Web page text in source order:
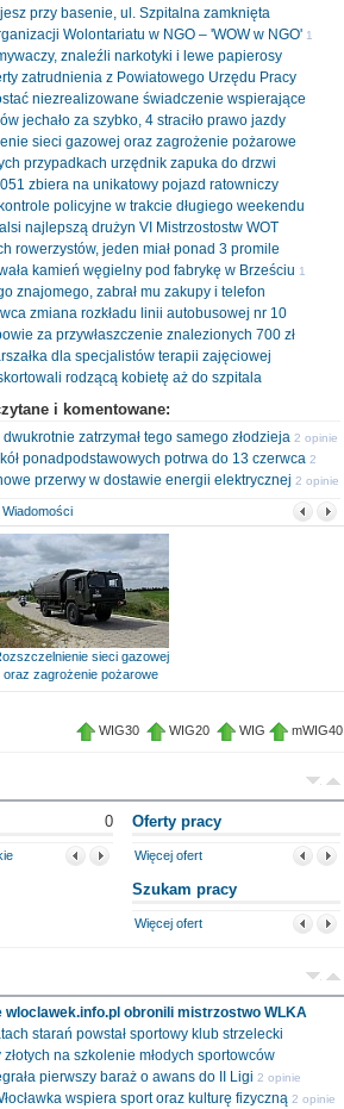
przy basenie, ul. Szpitalna zamknięta
Wolontariatu w NGO – 'WOW w NGO' 1
znaleźli narkotyki i lewe papierosy
zatrudnienia z Powiatowego Urzędu Pracy
niezrealizowane świadczenie wspierające
jechało za szybko, 4 straciło prawo jazdy
sieci gazowej oraz zagrożenie pożarowe
przypadkach urzędnik zapuka do drzwi
zbiera na unikatowy pojazd ratowniczy
policyjne w trakcie długiego weekendu
najlepszą drużyn VI Mistrzostostw WOT
rowerzystów, jeden miał ponad 3 promile
kamień węgielny pod fabrykę w Brześciu 1
znajomego, zabrał mu zakupy i telefon
zmiana rozkładu linii autobusowej nr 10
za przywłaszczenie znalezionych 700 zł
dla specjalistów terapii zajęciowej
rodzącą kobietę aż do szpitala
i komentowane:
zatrzymał tego samego złodzieja 2 opinie
ponadpodstawowych potrwa do 13 czerwca 2
przerwy w dostawie energii elektrycznej 2 opinie
Wiadomości
sieci gazowej
oraz zagrożenie pożarowe
WIG30 WIG20 WIG mWIG40
0 Oferty pracy
Więcej ofert
Szukam pracy
Więcej ofert
wloclawek.info.pl obronili mistrzostwo WLKA
starań powstał sportowy klub strzelecki
na szkolenie młodych sportowców
pierwszy baraż o awans do II Ligi 2 opinie
wspiera sport oraz kulturę fizyczną 2 opinie